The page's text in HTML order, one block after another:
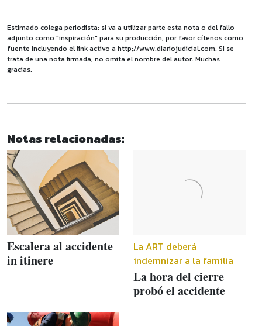
Estimado colega periodista: si va a utilizar parte esta nota o del fallo
adjunto como "inspiración" para su producción, por favor cítenos como
fuente incluyendo el link activo a http://www.diariojudicial.com. Si se
trata de una nota firmada, no omita el nombre del autor. Muchas
gracias.
Notas relacionadas:
Escalera al accidente
in itinere
La ART deberá
indemnizar a la familia
La hora del cierre
probó el accidente